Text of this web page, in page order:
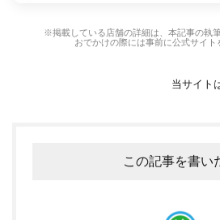
※掲載している店舗の詳細は、本記事の執
おでかけの際には事前に公式サイト
当サイト
この記事を書い